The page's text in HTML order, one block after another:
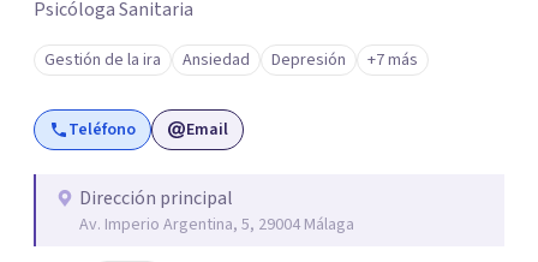
Psicóloga Sanitaria
Gestión de la ira Ansiedad Depresión +7 más
Teléfono Email
Dirección principal
Av. Imperio Argentina, 5, 29004 Málaga